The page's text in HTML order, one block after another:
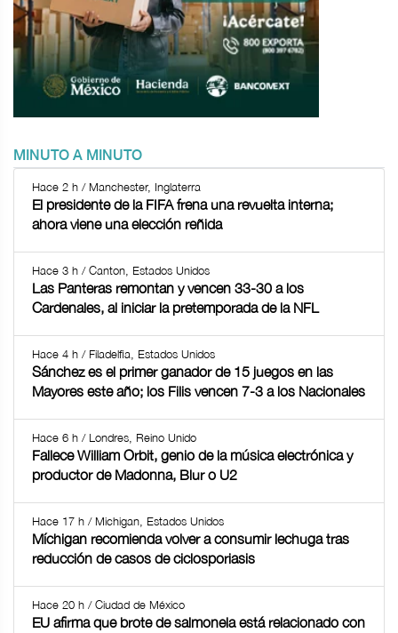
MINUTO A MINUTO
Hace 2 h / Manchester, Inglaterra
El presidente de la FIFA frena una revuelta interna;
ahora viene una elección reñida
Hace 3 h / Canton, Estados Unidos
Las Panteras remontan y vencen 33-30 a los
Cardenales, al iniciar la pretemporada de la NFL
Hace 4 h / Filadelfia, Estados Unidos
Sánchez es el primer ganador de 15 juegos en las
Mayores este año; los Filis vencen 7-3 a los Nacionales
Hace 6 h / Londres, Reino Unido
Fallece William Orbit, genio de la música electrónica y
productor de Madonna, Blur o U2
Hace 17 h / Michigan, Estados Unidos
Míchigan recomienda volver a consumir lechuga tras
reducción de casos de ciclosporiasis
Hace 20 h / Ciudad de México
EU afirma que brote de salmonela está relacionado con